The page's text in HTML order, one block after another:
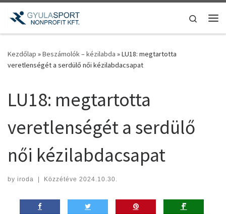
Teljes tartalom megjelenítése
Search
Kezdőlap »Beszámolók – kézilabda »LU18: megtartotta
veretlenségét a serdülő női kézilabdacsapat
LU18: megtartotta
veretlenségét a serdülő
női kézilabdacsapat
by iroda | Közzétéve 2024.10.30.